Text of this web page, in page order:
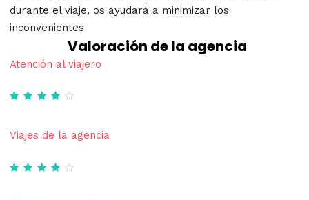
durante el viaje, os ayudará a minimizar los
inconvenientes
Valoración de la agencia
Atención al viajero
Viajes de la agencia